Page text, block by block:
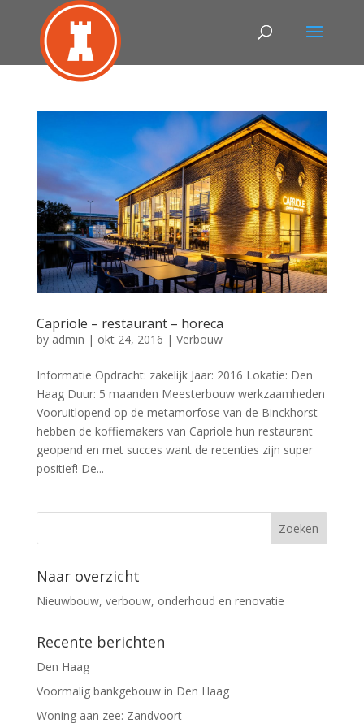
Capriole – restaurant – horeca
by admin | okt 24, 2016 | Verbouw
Informatie Opdracht: zakelijk Jaar: 2016 Lokatie: Den
Haag Duur: 5 maanden Meesterbouw werkzaamheden
Vooruitlopend op de metamorfose van de Binckhorst
hebben de koffiemakers van Capriole hun restaurant
geopend en met succes want de recenties zijn super
positief! De...
Naar overzicht
Nieuwbouw, verbouw, onderhoud en renovatie
Recente berichten
Den Haag
Voormalig bankgebouw in Den Haag
Woning aan zee: Zandvoort